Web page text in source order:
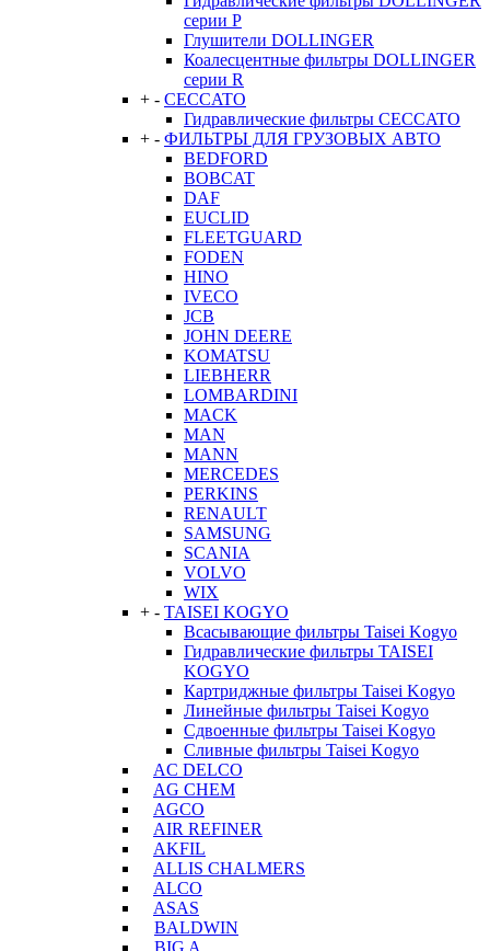
серии P
Глушители DOLLINGER
Коалесцентные фильтры DOLLINGER
серии R
+ - CECCATO
Гидравлические фильтры CECCATO
+ - ФИЛЬТРЫ ДЛЯ ГРУЗОВЫХ АВТО
BEDFORD
BOBCAT
DAF
EUCLID
FLEETGUARD
FODEN
HINO
IVECO
JCB
JOHN DEERE
KOMATSU
LIEBHERR
LOMBARDINI
MACK
MAN
MANN
MERCEDES
PERKINS
RENAULT
SAMSUNG
SCANIA
VOLVO
WIX
+ - TAISEI KOGYO
Всасывающие фильтры Taisei Kogyo
Гидравлические фильтры TAISEI
KOGYO
Картриджные фильтры Taisei Kogyo
Линейные фильтры Taisei Kogyo
Сдвоенные фильтры Taisei Kogyo
Сливные фильтры Taisei Kogyo
AC DELCO
AG CHEM
AGCO
AIR REFINER
AKFIL
ALLIS CHALMERS
ALCO
ASAS
BALDWIN
BIG A